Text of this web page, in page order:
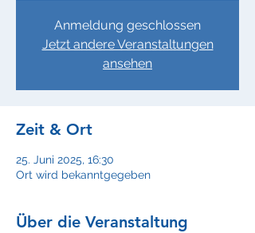
Anmeldung geschlossen
Jetzt andere Veranstaltungen
ansehen
Zeit & Ort
25. Juni 2025, 16:30
Ort wird bekanntgegeben
Über die Veranstaltung